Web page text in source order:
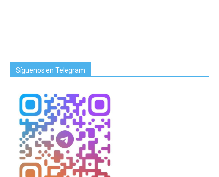
Síguenos en Telegram